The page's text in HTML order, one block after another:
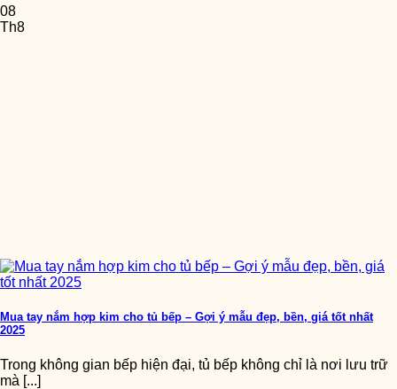
08
Th8
Mua tay nắm hợp kim cho tủ bếp – Gợi ý mẫu đẹp, bền, giá tốt nhất
2025
Trong không gian bếp hiện đại, tủ bếp không chỉ là nơi lưu trữ
mà [...]